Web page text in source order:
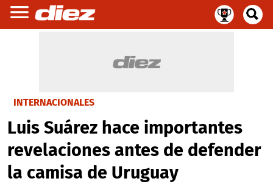
INTERNACIONALES
Luis Suárez hace importantes
revelaciones antes de defender
la camisa de Uruguay